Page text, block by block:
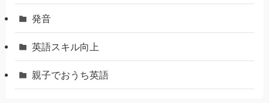
発音
英語スキル向上
親子でおうち英語